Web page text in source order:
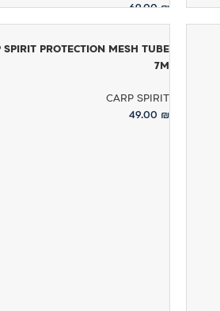
69.00₪
SPIRIT PROTECTION MESH TUBE
7M
CARP SPIRIT
49.00 ₪